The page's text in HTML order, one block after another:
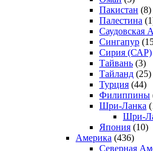
Пакистан (8)
Палестина
Саудовская
Сингапур
Сирия (САР)
Тайвань (3)
Тайланд (25)
Турция (44)
Филиппины
Шри-Ланка
Шри-
Япония (10)
Америка (436)
Северная